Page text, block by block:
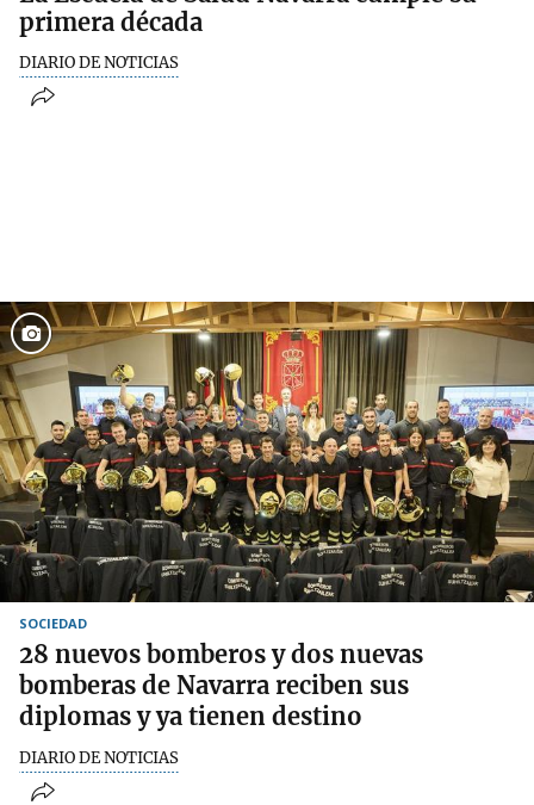
primera década
DIARIO DE NOTICIAS
SOCIEDAD
28 nuevos bomberos y dos nuevas
bomberas de Navarra reciben sus
diplomas y ya tienen destino
DIARIO DE NOTICIAS